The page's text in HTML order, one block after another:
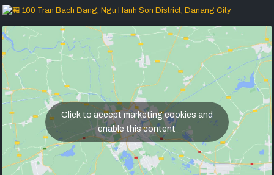
100 Tran Bach Đang, Ngu Hanh Son District, Danang City
Click to accept marketing cookies and
enable this content